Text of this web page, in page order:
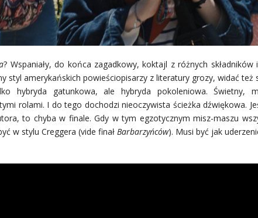
? Wspaniały, do końca zagadkowy, koktajl z różnych
styl amerykańskich powieściopisarzy z literatury grozy, widać też
hybryda gatunkowa, ale hybryda pokoleniowa. Świetny,
rolami. I do tego dochodzi nieoczywista ścieżka dźwiękowa.
to chyba w finale. Gdy w tym egzotycznym misz-maszu
w stylu Creggera (vide finał Barbarzyńców). Musi być jak